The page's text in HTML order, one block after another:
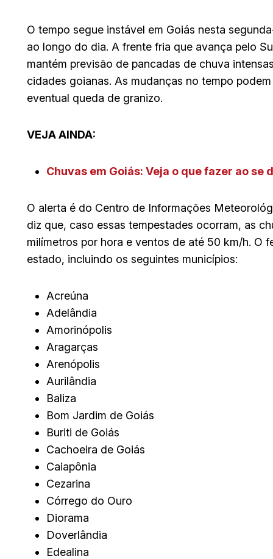
O tempo segue instável em Goiás nesta
ao longo do dia. A frente fria que avança pelo
mantém previsão de pancadas de chuva
cidades goianas. As mudanças no tempo
eventual queda de granizo.
VEJA AINDA:
Chuvas em Goiás: Veja o que fazer ao se
O alerta é do Centro de Informações
diz que, caso essas tempestades ocorram, as
milímetros por hora e ventos de até 50 km/h. O
estado, incluindo os seguintes municípios:
Acreúna
Adelândia
Amorinópolis
Aragarças
Arenópolis
Aurilândia
Baliza
Bom Jardim de Goiás
Buriti de Goiás
Cachoeira de Goiás
Caiapônia
Cezarina
Córrego do Ouro
Diorama
Doverlândia
Edealina